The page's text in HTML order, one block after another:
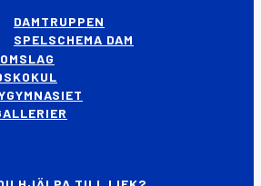
DAMTRUPPEN
SPELSCHEMA DAM